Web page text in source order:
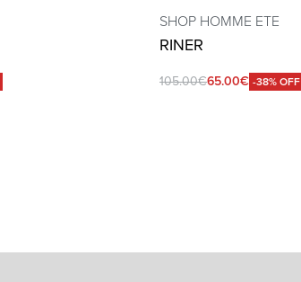
SHOP HOMME ETE
RINER
105.00€65.00€ -38% OFF